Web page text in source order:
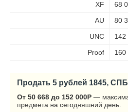
XF 68
AU 80
UNC 142
Proof 160
Продать 5 рублей 1845,
От 50 668 до 152 000Р —
предмета на сегодняшний день.